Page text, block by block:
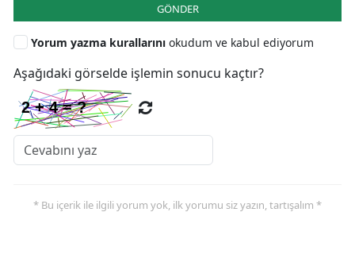
GÖNDER
Yorum yazma kurallarını okudum ve kabul ediyorum
Aşağıdaki görselde işlemin sonucu kaçtır?
* Bu içerik ile ilgili yorum yok, ilk yorumu siz yazın, tartışalım *